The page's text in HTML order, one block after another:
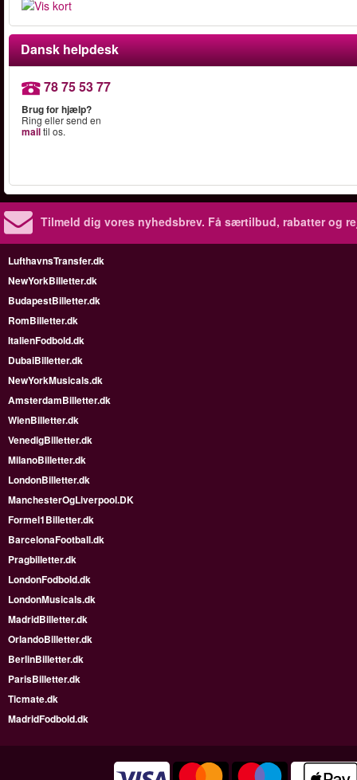
Dansk helpdesk
78 75 53 77
Brug for hjælp?
Ring eller send en
mailtil os.
Tilmeld dig vores nyhedsbrev. Få særtilbud, rabatter og
LufthavnsTransfer.dk
NewYorkBilletter.dk
BudapestBilletter.dk
RomBilletter.dk
ItalienFodbold.dk
DubaiBilletter.dk
NewYorkMusicals.dk
AmsterdamBilletter.dk
WienBilletter.dk
VenedigBilletter.dk
MilanoBilletter.dk
LondonBilletter.dk
ManchesterOgLiverpool.DK
Formel1Billetter.dk
BarcelonaFootball.dk
Pragbilletter.dk
LondonFodbold.dk
LondonMusicals.dk
MadridBilletter.dk
OrlandoBilletter.dk
BerlinBilletter.dk
ParisBilletter.dk
Ticmate.dk
MadridFodbold.dk